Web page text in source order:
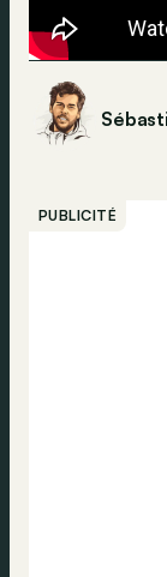
PUBLICITÉ